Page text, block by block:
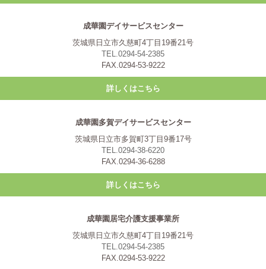
成華園デイサービスセンター
茨城県日立市久慈町4丁目19番21号
TEL.0294-54-2385
FAX.0294-53-9222
詳しくはこちら
成華園多賀デイサービスセンター
茨城県日立市多賀町3丁目9番17号
TEL.0294-38-6220
FAX.0294-36-6288
詳しくはこちら
成華園居宅介護支援事業所
茨城県日立市久慈町4丁目19番21号
TEL.0294-54-2385
FAX.0294-53-9222